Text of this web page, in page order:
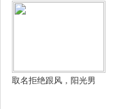
取名拒绝跟风，阳光男